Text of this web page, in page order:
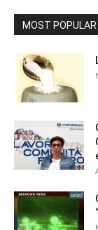
MOST POPULAR